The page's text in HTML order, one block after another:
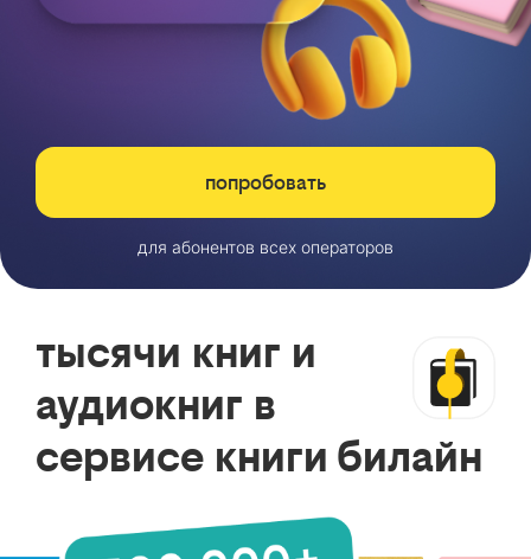
попробовать
для абонентов всех операторов
тысячи книг и
аудиокниг в
сервисе книги билайн